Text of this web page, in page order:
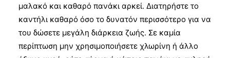
μαλακό και καθαρό πανάκι αρκεί. Διατηρήστε το
καντήλι καθαρό όσο το δυνατόν περισσότερο για να
του δώσετε μεγάλη διάρκεια ζωής. Σε καμία
περίπτωση μην χρησιμοποιήσετε χλωρίνη ή άλλο